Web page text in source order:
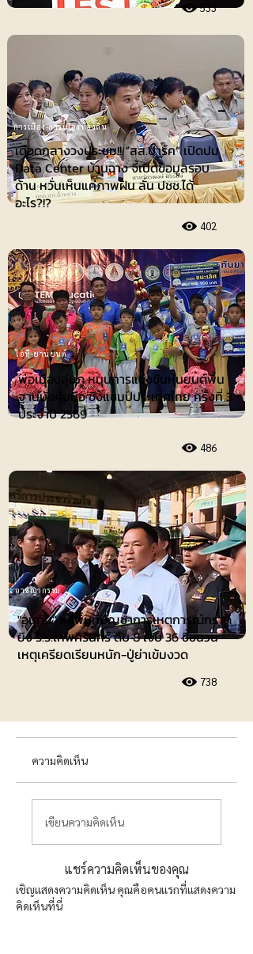
533
เดือดกลางวงประชุม!! “สส.ปาร์ค” เปิดปม
Data Center บ้านฉาง จี้เปิดข้อมูลรอบ
ด้าน หวั่นเห็นแค่ภาพฝัน ลั่น ปชช.ได้
อะไร?!?
402
การเมือง-การเมืองท้องถิ่น
ไอที-ยานยนต์
พ่อเมืองลุ่มภู หนุนการแข่งขันหุ่นยนต์พื้น
ฐานบังคับมือ ชิงแชมป์ประเทศไทย ครั้งที่ 3
ประจำปี 2569
486
"อนุทิน" ลงพื้นที่บัญชาการเหตุการณ์กราด
ยิง ร.ร.เทพศิรินทร์ ดับ 8 เจ็บ 36 ชี้ชนวน
เหตุเครียดเรียนหนัก-ปู่ย่าเข้มงวด
738
อาชญากรรม
ความคิดเห็น
เขียนความคิดเห็น
แชร์ความคิดเห็นของคุณ
เชิญแสดงความคิดเห็น คุณคือคนแรกที่แสดงความ
คิดเห็นที่นี่